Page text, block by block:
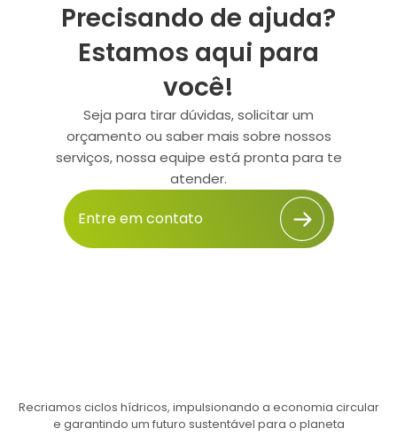
Precisando de ajuda?
Estamos aqui para
você!
Seja para tirar dúvidas, solicitar um
orçamento ou saber mais sobre nossos
serviços, nossa equipe está pronta para te
atender.
Entre em contato
Recriamos ciclos hídricos, impulsionando a economia circular
e garantindo um futuro sustentável para o planeta